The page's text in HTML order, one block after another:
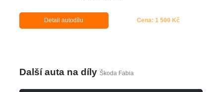
Detail autodílu Cena: 1 500 Kč
Další auta na díly Škoda Fabia